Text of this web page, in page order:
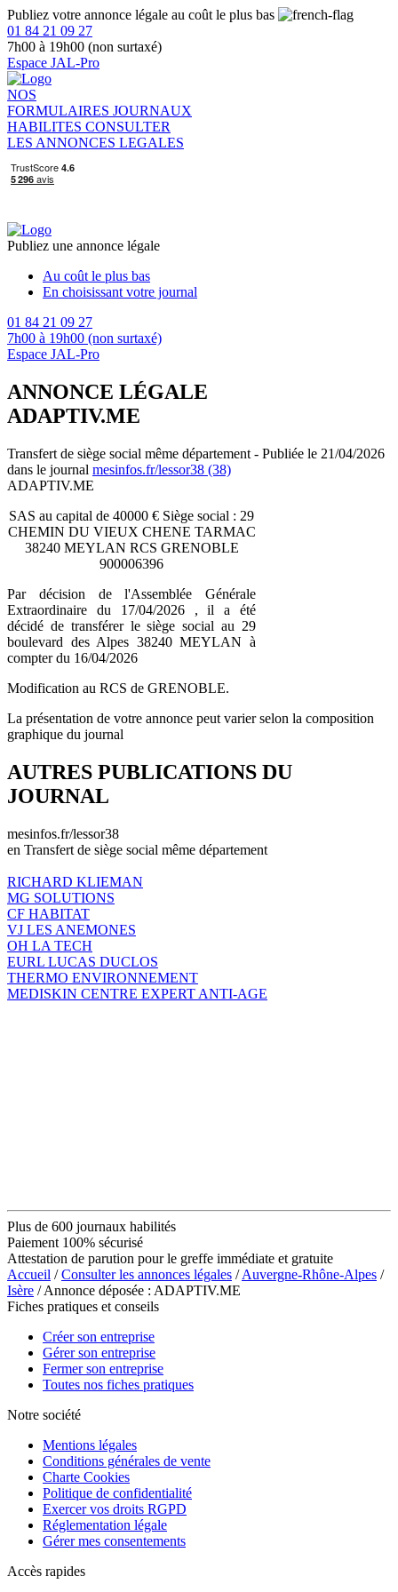
Publiez votre annonce légale au coût le plus bas
01 84 21 09 27
7h00 à 19h00 (non surtaxé)
Espace JAL-Pro
NOS
FORMULAIRES JOURNAUX
HABILITES CONSULTER
LES ANNONCES LEGALES
Publiez une annonce légale
Au coût le plus bas
En choisissant votre journal
01 84 21 09 27
7h00 à 19h00 (non surtaxé)
Espace JAL-Pro
ANNONCE LÉGALE
ADAPTIV.ME
Transfert de siège social même département - Publiée le 21/04/2026
dans le journal mesinfos.fr/lessor38 (38)
ADAPTIV.ME
SAS au capital de 40000 € Siège social : 29
CHEMIN DU VIEUX CHENE TARMAC
38240 MEYLAN RCS GRENOBLE
900006396
Par décision de l'Assemblée Générale
Extraordinaire du 17/04/2026 , il a été
décidé de transférer le siège social au 29
boulevard des Alpes 38240 MEYLAN à
compter du 16/04/2026
Modification au RCS de GRENOBLE.
La présentation de votre annonce peut varier selon la composition
graphique du journal
AUTRES PUBLICATIONS DU
JOURNAL
mesinfos.fr/lessor38
en Transfert de siège social même département
RICHARD KLIEMAN
MG SOLUTIONS
CF HABITAT
VJ LES ANEMONES
OH LA TECH
EURL LUCAS DUCLOS
THERMO ENVIRONNEMENT
MEDISKIN CENTRE EXPERT ANTI-AGE
Plus de 600 journaux habilités
Paiement 100% sécurisé
Attestation de parution pour le greffe immédiate et gratuite
Accueil /Consulter les annonces légales /Auvergne-Rhône-Alpes /
Isère / Annonce déposée : ADAPTIV.ME
Fiches pratiques et conseils
Créer son entreprise
Gérer son entreprise
Fermer son entreprise
Toutes nos fiches pratiques
Notre société
Mentions légales
Conditions générales de vente
Charte Cookies
Politique de confidentialité
Exercer vos droits RGPD
Réglementation légale
Gérer mes consentements
Accès rapides